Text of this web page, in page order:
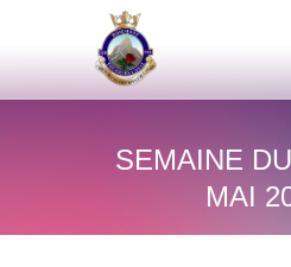
SEMAINE
MAI